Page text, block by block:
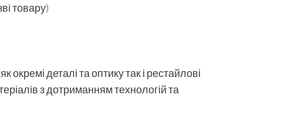
товару)
деталі та оптику так і рестайлові
з дотриманням технологій та